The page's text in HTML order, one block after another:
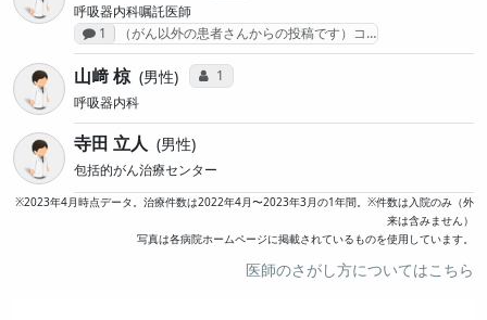
呼吸器内科嘱託医師
感想投稿数
1 （がん以外の患者さんからの投稿です）コ…
山﨑 椋 男性 コミュニケーション・タイプ投票数
1
呼吸器内科
寺田 立人 男性
包括的がん治療センター
※2023年4月時点データ。治療件数は2022年4月〜2023年3月の1年間。※件数は入院のみ（外
来は含みません）
写真は各病院ホームページに掲載されているものを使用しています。
医師のさがし方についてはこちら